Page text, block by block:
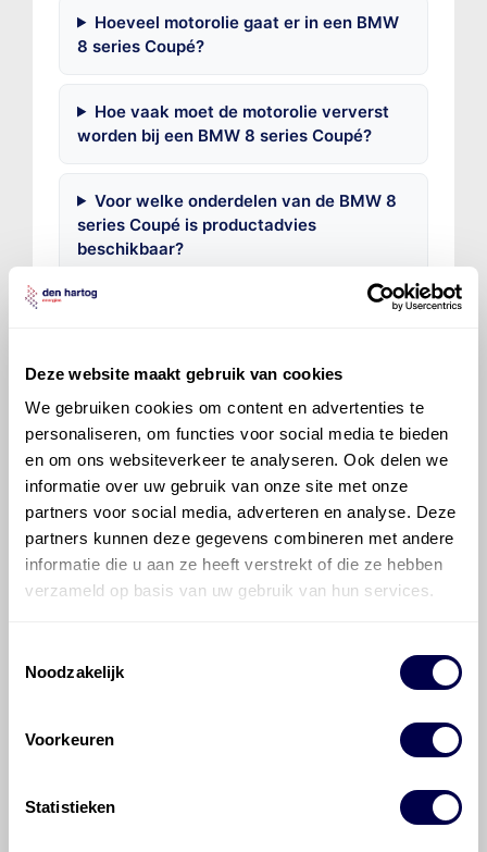
Deze website maakt gebruik van cookies
We gebruiken cookies om content en advertenties te
personaliseren, om functies voor social media te bieden
en om ons websiteverkeer te analyseren. Ook delen we
informatie over uw gebruik van onze site met onze
partners voor social media, adverteren en analyse. Deze
partners kunnen deze gegevens combineren met andere
informatie die u aan ze heeft verstrekt of die ze hebben
verzameld op basis van uw gebruik van hun services.
Noodzakelijk
Voorkeuren
Statistieken
Hoeveel motorolie gaat er in een BMW
8 series Coupé?
Hoe vaak moet de motorolie ververst
worden bij een BMW 8 series Coupé?
Voor welke onderdelen van de BMW 8
series Coupé is productadvies
beschikbaar?
Olyslager
Alle rechten voorbehouden. Deze
informatie mag noch geheel noch gedeeltelijk worden
gereproduceerd, opgeslagen in een database of op
andere manieren worden overgedragen zonder
voorafgaande schriftelijke toestemming van Olyslager
Organisation B.V. Hoewel alles in het werk is gesteld
om ervoor te zorgen dat deze gegevens zo accuraat
en compleet mogelijk zijn, wordt geen
veroorzaakt door fouten of omissies in de verstrekte
informatie. Door deze olieaanbevelingsinformatie te
hij/zij de ervaring, de kennis en het vermogen heeft
om de vereiste onderhoudswerkzaamheden op een
vrijwaart en indemniseert de uitgever en
Den Hartog